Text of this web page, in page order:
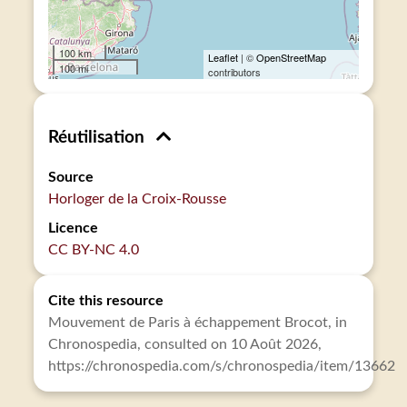
100 km
100 mi
Leaflet | ©OpenStreetMap
contributors
Réutilisation
Source
Horloger de la Croix-Rousse
Licence
CC BY-NC 4.0
Cite this resource
Mouvement de Paris à échappement Brocot, in
Chronospedia, consulted on 10 Août 2026,
https://chronospedia.com/s/chronospedia/item/13662